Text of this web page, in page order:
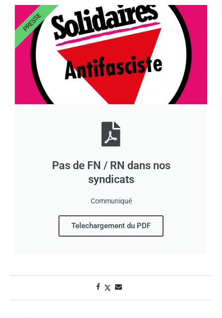
Pas de FN / RN dans nos
syndicats
Communiqué
Telechargement du PDF
PRESSE